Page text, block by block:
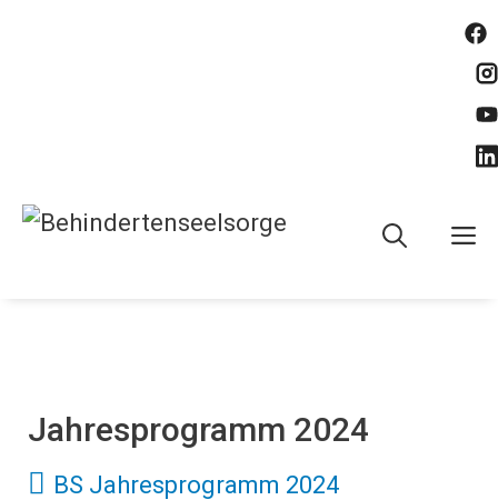
Jahresprogramm 2024
BS Jahresprogramm 2024